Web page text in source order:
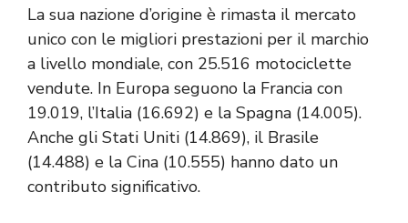
La sua nazione d’origine è rimasta il mercato
unico con le migliori prestazioni per il marchio
a livello mondiale, con 25.516 motociclette
vendute. In Europa seguono la Francia con
19.019, l’Italia (16.692) e la Spagna (14.005).
Anche gli Stati Uniti (14.869), il Brasile
(14.488) e la Cina (10.555) hanno dato un
contributo significativo.